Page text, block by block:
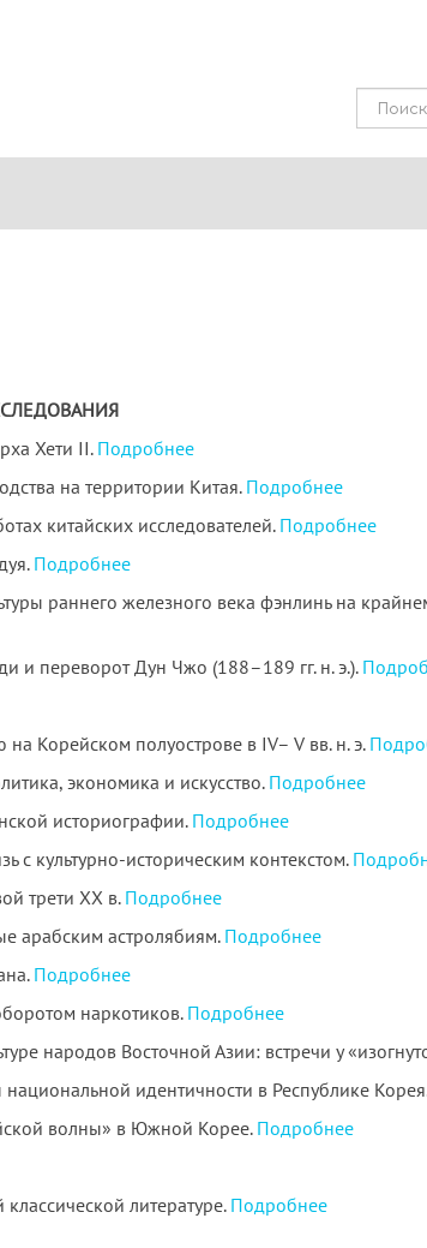
Хети II. Подробнее
на территории Китая. Подробнее
китайских исследователей.Подробнее
Подробнее
раннего железного века фэнлинь на
и переворот Дун Чжо (188–189 гг. н. э.).
Корейском полуострове в IV– V вв. н. э.
экономика и искусство.Подробнее
историографии.Подробнее
с культурно-историческим контекстом.
трети ХХ в. Подробнее
арабским астролябиям. Подробнее
Подробнее
наркотиков. Подробнее
народов Восточной Азии: встречи у
идентичности в Республике
волны» в Южной Корее.Подробнее
литературе. Подробнее